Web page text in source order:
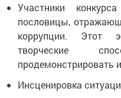
Участники
пословицы,
коррупции. Этот
творческие
продемонстрировать
Инсценировка